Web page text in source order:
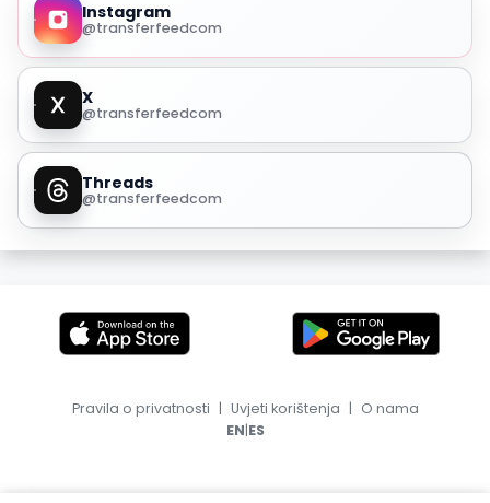
Instagram
@transferfeedcom
X
@transferfeedcom
Threads
@transferfeedcom
Pravila o privatnosti | Uvjeti korištenja | O nama
EN|ES